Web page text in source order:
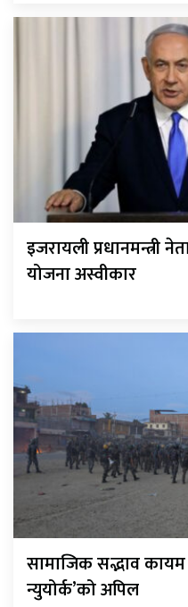
इजरायली प्रधानमन्त्री
योजना अस्वीकार
सामाजिक सद्भाव
न्युयोर्क’को अपिल